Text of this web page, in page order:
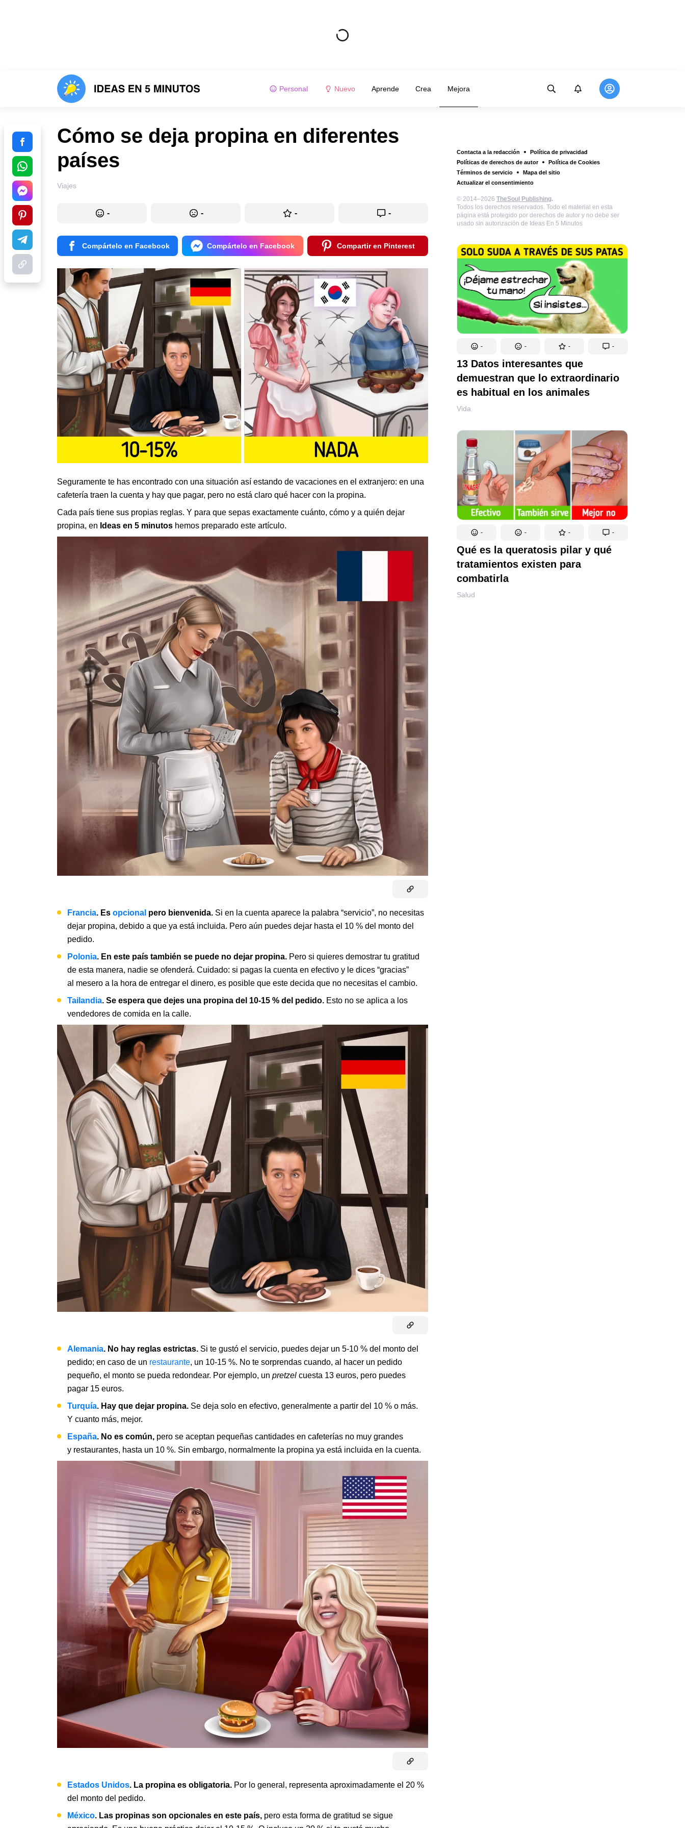
Personal Nuevo Aprende Crea Mejora
Contacta a la redacción
Política de privacidad
Políticas de derechos de autor
Política de Cookies
Términos de servicio
Mapa del sitio
Actualizar el consentimiento
© 2014–2026 TheSoul Publishing.
Todos los derechos reservados. Todo el material en esta
página está protegido por derechos de autor y no debe ser
usado sin autorización de Ideas En 5 Minutos
- - - -
13 Datos interesantes que
demuestran que lo extraordinario
es habitual en los animales
Vida
- - - -
Qué es la queratosis pilar y qué
tratamientos existen para
combatirla
Salud
Cómo se deja propina en diferentes
países
Viajes
- - - -
Compártelo en Facebook Compártelo en Facebook Compartir en Pinterest
Seguramente te has encontrado con una situación así estando de vacaciones en el extranjero: en una
cafetería traen la cuenta y hay que pagar, pero no está claro qué hacer con la propina.
Cada país tiene sus propias reglas. Y para que sepas exactamente cuánto, cómo y a quién dejar
propina, en Ideas en 5 minutos hemos preparado este artículo.
Francia. Es opcional pero bienvenida. Si en la cuenta aparece la palabra “servicio”, no necesitas
dejar propina, debido a que ya está incluida. Pero aún puedes dejar hasta el 10 % del monto del
pedido.
Polonia. En este país también se puede no dejar propina. Pero si quieres demostrar tu gratitud
de esta manera, nadie se ofenderá. Cuidado: si pagas la cuenta en efectivo y le dices “gracias”
al mesero a la hora de entregar el dinero, es posible que este decida que no necesitas el cambio.
Tailandia. Se espera que dejes una propina del 10-15 % del pedido. Esto no se aplica a los
vendedores de comida en la calle.
Alemania. No hay reglas estrictas. Si te gustó el servicio, puedes dejar un 5-10 % del monto del
pedido; en caso de un restaurante, un 10-15 %. No te sorprendas cuando, al hacer un pedido
pequeño, el monto se pueda redondear. Por ejemplo, un pretzel cuesta 13 euros, pero puedes
pagar 15 euros.
Turquía. Hay que dejar propina. Se deja solo en efectivo, generalmente a partir del 10 % o más.
Y cuanto más, mejor.
España. No es común, pero se aceptan pequeñas cantidades en cafeterías no muy grandes
y restaurantes, hasta un 10 %. Sin embargo, normalmente la propina ya está incluida en la cuenta.
Estados Unidos. La propina es obligatoria. Por lo general, representa aproximadamente el 20 %
del monto del pedido.
México. Las propinas son opcionales en este país, pero esta forma de gratitud se sigue